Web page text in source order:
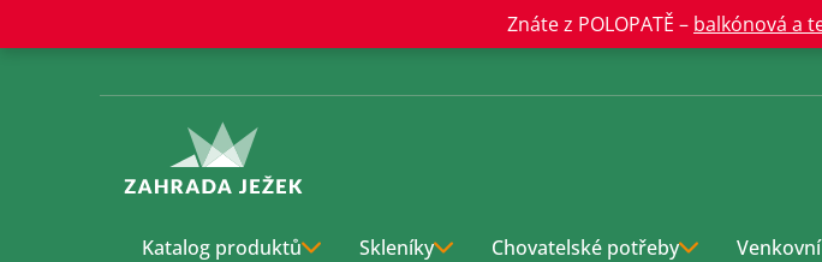
obsah
Znáte z POLOPATĚ – balkónová a
Katalog produktů Skleníky Chovatelské potřeby